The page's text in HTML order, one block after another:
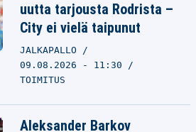
uutta tarjousta Rodrista –
City ei vielä taipunut
JALKAPALLO
09.08.2026 - 11:30
TOIMITUS
Aleksander Barkov